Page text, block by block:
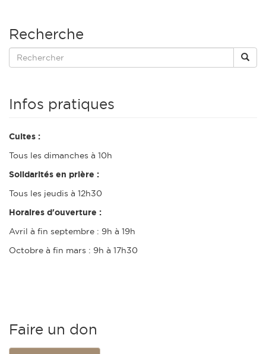
Recherche
Infos pratiques
Cultes :
Tous les dimanches à 10h
Solidarités en prière :
Tous les jeudis à 12h30
Horaires d'ouverture :
Avril à fin septembre : 9h à 19h
Octobre à fin mars : 9h à 17h30
Faire un don